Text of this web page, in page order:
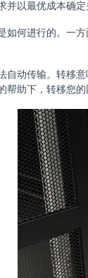
并以最优成本确
如何进行的。一
自动传输。转移
帮助下，转移您的